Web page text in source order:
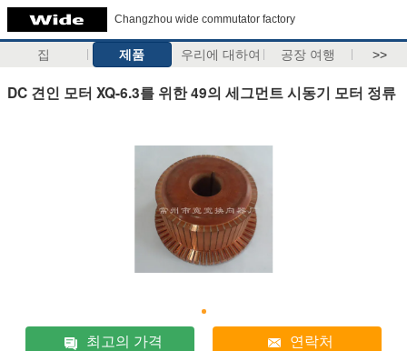
Changzhou wide commutator factory
집 제품 우리에 대하여 공장 여행 >>
DC 견인 모터 XQ-6.3를 위한 49의 세그먼트 시동기 모터 정류
최고의 가격 연락처